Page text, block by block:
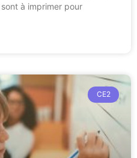
à imprimer pour
CE2